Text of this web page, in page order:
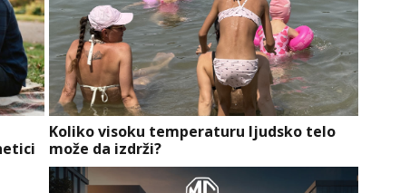
Koliko visoku temperaturu ljudsko telo
može da izdrži?